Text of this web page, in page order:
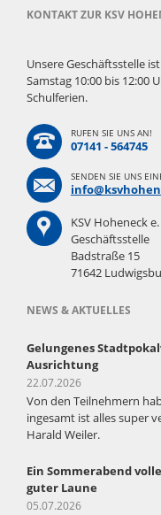
KONTAKT ZUR KSV
Unsere Geschäftsstelle
Samstag 10:00 bis 12:00
Schulferien.
RUFEN SIE UNS AN!
07141 - 564745
SENDEN SIE UNS
KSV Hoheneck e.
Geschäftsstelle
Badstraße 15
71642
NEWS & AKTUELLES
Gelungenes
Ausrichtung
22.07.2026
Von den Teilnehmern
ingesamt ist alles super
Harald Weiler.
Ein Sommerabend
guter Laune
05.07.2026